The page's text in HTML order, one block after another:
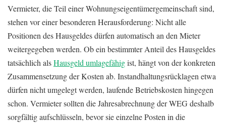
Vermieter, die Teil einer Wohnungseigentümergemeinschaft sind,
stehen vor einer besonderen Herausforderung: Nicht alle
Positionen des Hausgeldes dürfen automatisch an den Mieter
weitergegeben werden. Ob ein bestimmter Anteil des Hausgeldes
tatsächlich alsHausgeld umlagefähigist, hängt von der konkreten
Zusammensetzung der Kosten ab. Instandhaltungsrücklagen etwa
dürfen nicht umgelegt werden, laufende Betriebskosten hingegen
schon. Vermieter sollten die Jahresabrechnung der WEG deshalb
sorgfältig aufschlüsseln, bevor sie einzelne Posten in die